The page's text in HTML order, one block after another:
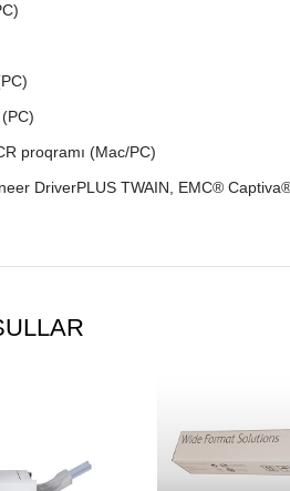
proqramı (Mac/PC)
DriverPLUS TWAIN, EMC®